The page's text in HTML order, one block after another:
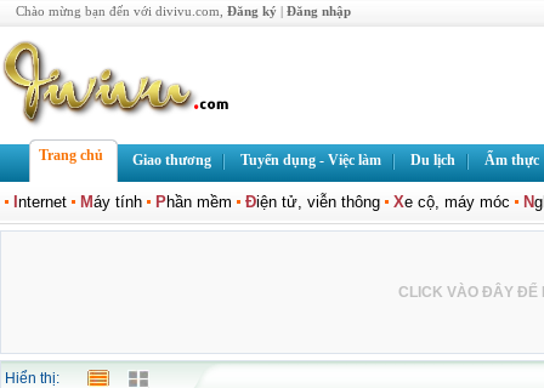
Chào mừng bạn đến với divivu.com, Đăng ký | Đăng nhập
Trang chủ Giao thương Tuyển dụng - Việc làm Du lịch Ẩm thực
nternet Máy tính Phần mềm Điện tử, viễn thông Xe cộ, máy móc N
CLICK VÀO ĐÂY ĐỂ
Hiển thị: